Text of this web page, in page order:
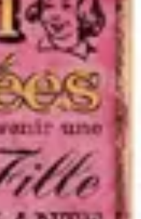
Astuces et